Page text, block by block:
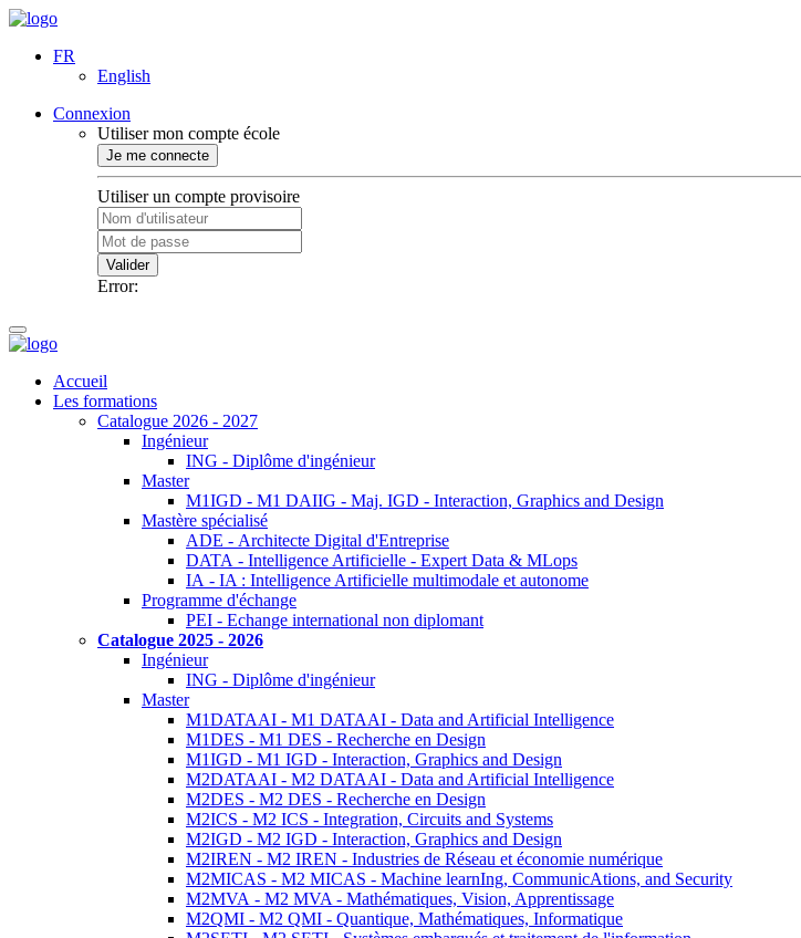
FR
English
Connexion
Utiliser mon compte école
Je me connecte
Utiliser un compte provisoire
Valider
Error:
Accueil
Les formations
Catalogue 2026 - 2027
Ingénieur
ING - Diplôme d'ingénieur
Master
M1IGD - M1 DAIIG - Maj. IGD - Interaction, Graphics and Design
Mastère spécialisé
ADE - Architecte Digital d'Entreprise
DATA - Intelligence Artificielle - Expert Data & MLops
IA - IA : Intelligence Artificielle multimodale et autonome
Programme d'échange
PEI - Echange international non diplomant
Catalogue 2025 - 2026
Ingénieur
ING - Diplôme d'ingénieur
Master
M1DATAAI - M1 DATAAI - Data and Artificial Intelligence
M1DES - M1 DES - Recherche en Design
M1IGD - M1 IGD - Interaction, Graphics and Design
M2DATAAI - M2 DATAAI - Data and Artificial Intelligence
M2DES - M2 DES - Recherche en Design
M2ICS - M2 ICS - Integration, Circuits and Systems
M2IGD - M2 IGD - Interaction, Graphics and Design
M2IREN - M2 IREN - Industries de Réseau et économie numérique
M2MICAS - M2 MICAS - Machine learnIng, CommunicAtions, and Security
M2MVA - M2 MVA - Mathématiques, Vision, Apprentissage
M2QMI - M2 QMI - Quantique, Mathématiques, Informatique